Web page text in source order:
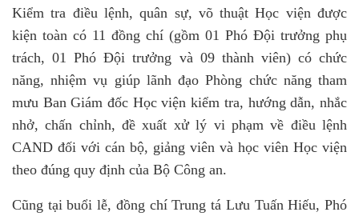
Kiểm tra điều lệnh, quân sự, võ thuật Học viện được
kiện toàn có 11 đồng chí (gồm 01 Phó Đội trưởng phụ
trách, 01 Phó Đội trưởng và 09 thành viên) có chức
năng, nhiệm vụ giúp lãnh đạo Phòng chức năng tham
mưu Ban Giám đốc Học viện kiểm tra, hướng dẫn, nhắc
nhở, chấn chỉnh, đề xuất xử lý vi phạm về điều lệnh
CAND đối với cán bộ, giảng viên và học viên Học viện
theo đúng quy định của Bộ Công an.
Cũng tại buổi lễ, đồng chí Trung tá Lưu Tuấn Hiếu, Phó